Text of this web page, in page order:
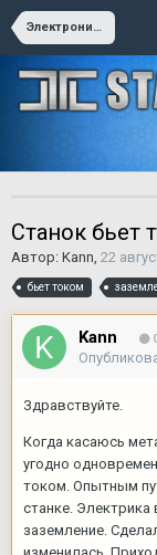
Электроника
Станок бьет
Автор: Kann, 22
бьет током
Kann
Здравствуйте.
Когда касаюсь
угодно
током. Опытным
станке.
заземление.